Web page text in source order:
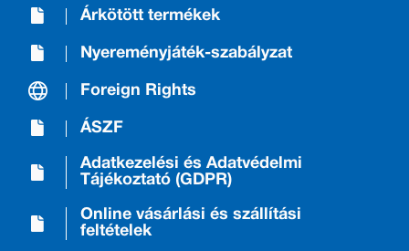
Árkötött termékek
Nyereményjáték-szabályzat
Foreign Rights
ÁSZF
Adatkezelési és Adatvédelmi
Tájékoztató (GDPR)
Online vásárlási és szállítási
feltételek